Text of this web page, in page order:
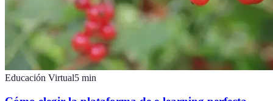
Educación Virtual5 min